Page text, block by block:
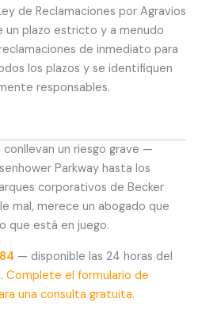
de Reclamaciones por Agravios
un plazo estricto y a menudo
de inmediato para
los plazos y se identifiquen
responsables.
un riesgo grave —
Parkway hasta los
corporativos de Becker
mal, merece un abogado que
que está en juego.
— disponible las 24 horas del
Complete el formulario de
una consulta gratuita.